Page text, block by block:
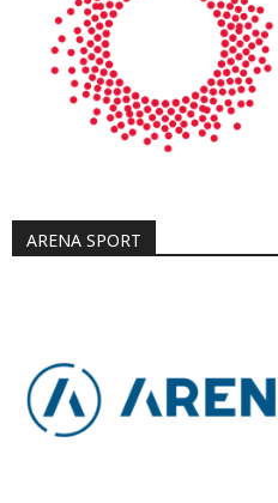
ARENA SPORT